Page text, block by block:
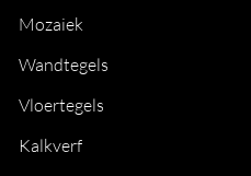
Mozaiek
Wandtegels
Vloertegels
Kalkverf